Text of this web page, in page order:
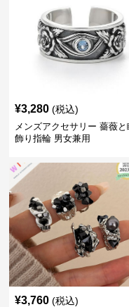
¥3,280 (税込)
メンズアクセサリー 薔薇と
飾り指輪 男女兼用
¥3,760 (税込)